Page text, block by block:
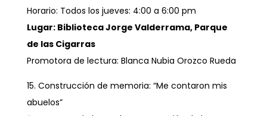
Horario: Todos los jueves: 4:00 a 6:00 pm
Lugar: Biblioteca Jorge Valderrama, Parque
de las Cigarras
Promotora de lectura: Blanca Nubia Orozco Rueda
15. Construcción de memoria: “Me contaron mis
abuelos”